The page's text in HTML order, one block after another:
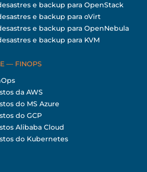
e backup para OpenStack
e backup para oVirt
e backup para OpenNebula
e backup para KVM
— FINOPS
da AWS
do MS Azure
do GCP
Alibaba Cloud
do Kubernetes